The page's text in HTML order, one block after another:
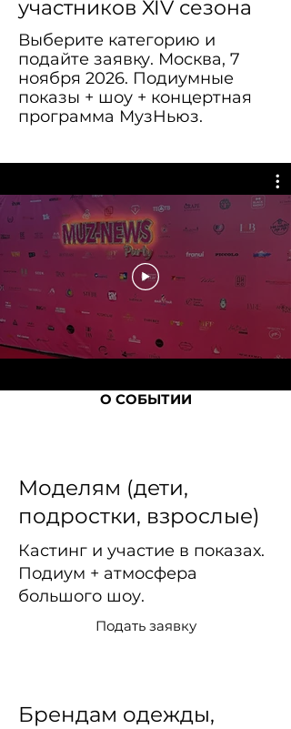
участников XIV сезона
Выберите категорию и
подайте заявку. Москва, 7
ноября 2026. Подиумные
показы + шоу + концертная
программа МузНьюз.
О СОБЫТИИ
Моделям (дети,
подростки, взрослые)
Кастинг и участие в показах.
Подиум + атмосфера
большого шоу.
Подать заявку
Брендам одежды,